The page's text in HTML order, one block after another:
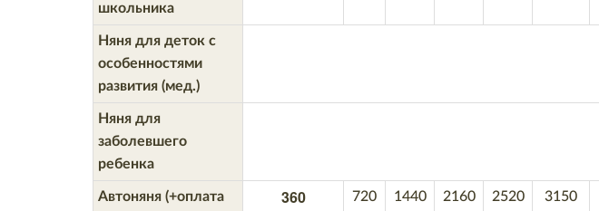
школьника
Няня для деток с
особенностями
развития (мед.)
Няня для
заболевшего
ребенка
Автоняня (+оплата
360 720 1440 2160 2520 3150